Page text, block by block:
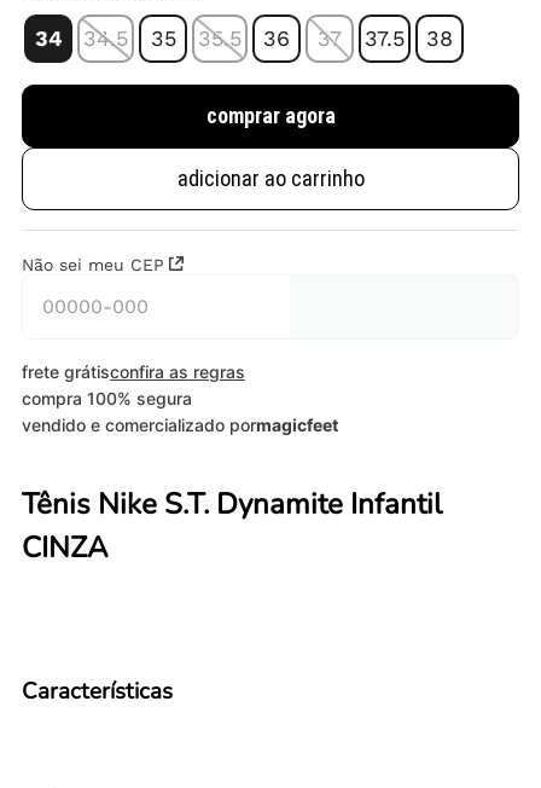
34 34.5 35 35.5 36 37 37.5 38
comprar agora
adicionar ao carrinho
Não sei meu CEP
frete grátisconfira as regras
compra 100% segura
vendido e comercializado pormagicfeet
Tênis Nike S.T. Dynamite Infantil
CINZA
Características